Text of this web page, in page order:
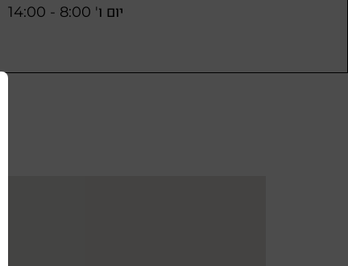
יום ו' 8:00 - 14:00